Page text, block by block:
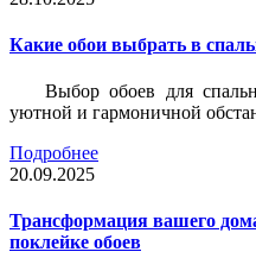
Какие обои выбрать в
Выбор обоев для
уютной и гармоничной
Подробнее
20.09.2025
Трансформация вашего
поклейке обоев